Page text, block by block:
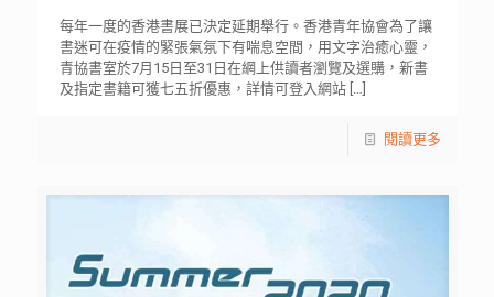
每年一度的香港書展已決定延期舉行。香港青年協會為了讓
書迷可在疫情的緊張氣氛下有喘息空間，用文字治癒心靈，
青協書室於7月15日至31日在網上供讀者瀏覽及選購，新書
及指定書籍可獲七五折優惠，詳情可登入網站[…]
閱讀更多